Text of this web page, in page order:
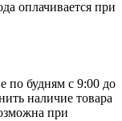
оплачивается при
по будням с 9:00 до
наличие товара
при